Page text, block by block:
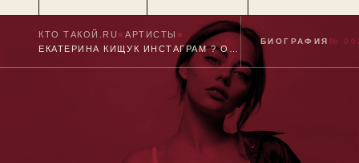
КТО ТАКОЙ.RU ■АРТИСТЫ ■
БИОГРАФИЯ №